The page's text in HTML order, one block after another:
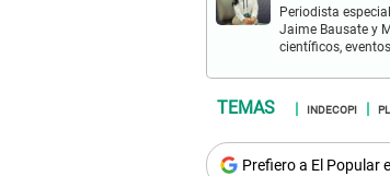
Periodista
Jaime Bausate y
científicos,
INDECOPI
Prefiero a El Popular